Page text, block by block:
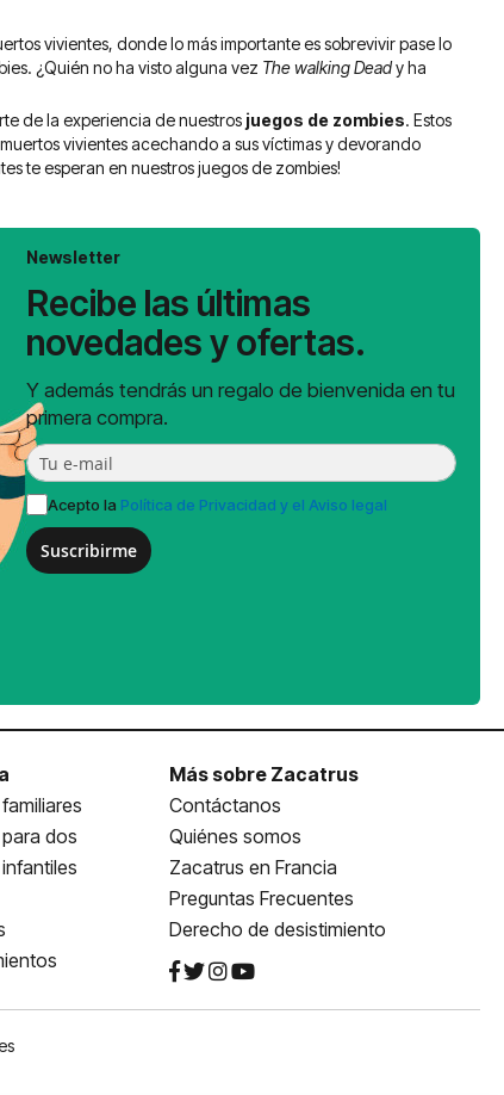
vivientes, donde lo más importante es sobrevivir pase lo
¿Quién no ha visto alguna vez The walking Deady ha
de la experiencia de nuestros juegos de zombies. Estos
vivientes acechando a sus víctimas y devorando
te esperan en nuestros juegos de zombies!
Newsletter
Recibe las últimas
novedades y ofertas.
Y además tendrás un regalo de bienvenida en tu
primera compra.
Acepto la Política de Privacidad y el Aviso legal
Suscribirme
dos
Más sobre Zacatrus
Contáctanos
Quiénes somos
Zacatrus en Francia
Preguntas Frecuentes
Derecho de desistimiento